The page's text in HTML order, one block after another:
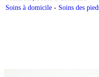
Soins à domicile - Soins des